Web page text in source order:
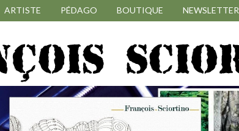
ARTISTE PÉDAGO BOUTIQUE NEWSLETTER